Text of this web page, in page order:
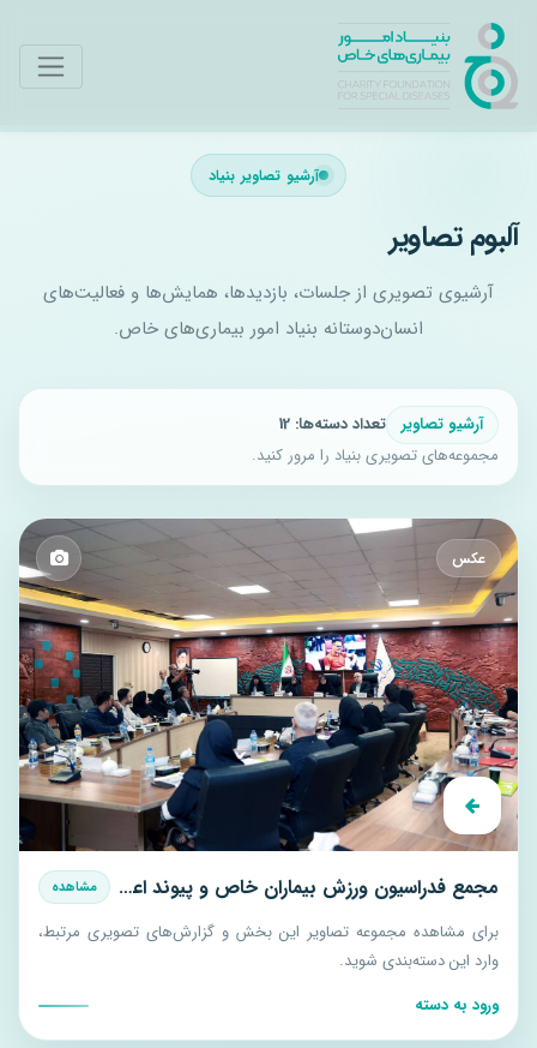
آرشیو تصاویر بنیاد
آلبوم تصاویر
آرشیوی تصویری از جلسات، بازدیدها، همایش‌ها و فعالیت‌های
انسان‌دوستانه بنیاد امور بیماری‌های خاص.
آرشیو تصاویر تعداد دسته‌ها: 12
مجموعه‌های تصویری بنیاد را مرور کنید.
عکس
مجمع فدراسیون ورزش بیماران خاص و پیوند اعضا 1405 مشاهده
برای مشاهده مجموعه تصاویر این بخش و گزارش‌های تصویری مرتبط،
وارد این دسته‌بندی شوید.
ورود به دسته